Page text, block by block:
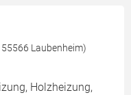
Laubenheim)
Holzheizung,